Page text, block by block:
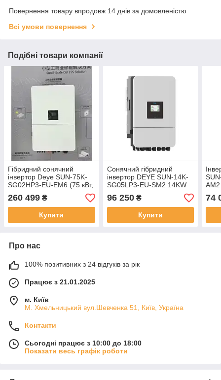
Повернення товару впродовж 14 днів за домовленістю
Всі умови повернення
Подібні товари компанії
Гібридний сонячний
інвертор Deye SUN-75K-
SG02HP3-EU-EM6 (75 кВт,
3 фази, 6 MPPT)
260 499 ₴
Купити
Сонячний гібридний
інвертор DEYE SUN-14K-
SG05LP3-EU-SM2 14KW
48V 2 MPPT Wi-Fi
220/380V Трифазний
96 250₴
Купити
AM2
74
Про нас
100% позитивних з 24 відгуків за рік
Працює з 21.01.2025
м. Київ
М. Хмельницький вул.Шевченка 51, Київ, Україна
Контакти
Сьогодні працює з 10:00 до 18:00
Показати весь графік роботи